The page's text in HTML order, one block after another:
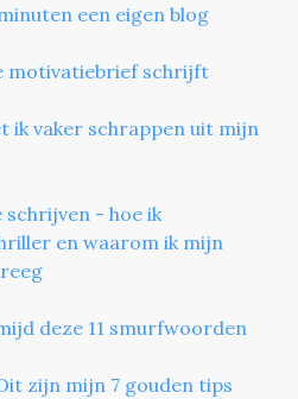
een eigen blog
motivatiebrief schrijft
ik vaker schrappen uit mijn
schrijven - hoe ik
en waarom ik mijn
deze 11 smurfwoorden
zijn mijn 7 gouden tips